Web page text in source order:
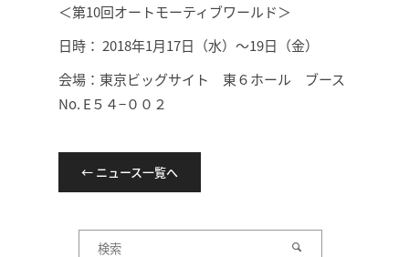
＜第10回オートモーティブワールド＞
日時： 2018年1月17日（水）〜19日（金）
会場：東京ビッグサイト 東６ホール ブース
No. E５４−００２
← ニュース一覧へ